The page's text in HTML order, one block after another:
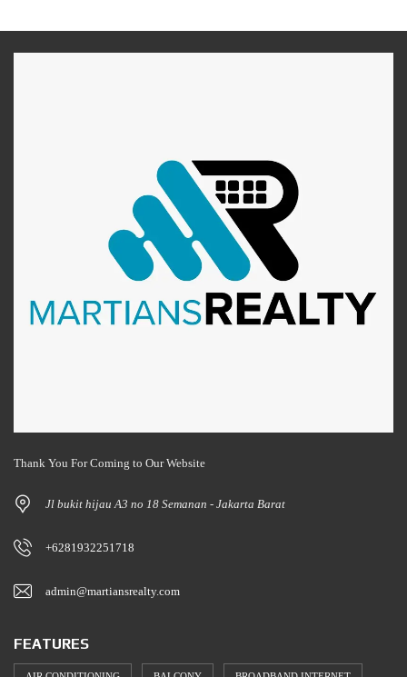
Thank You For Coming to Our Website
Jl bukit hijau A3 no 18 Semanan - Jakarta Barat
+6281932251718
admin@martiansrealty.com
FEATURES